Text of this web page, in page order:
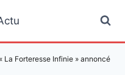
La Forteresse Infinie » annoncé